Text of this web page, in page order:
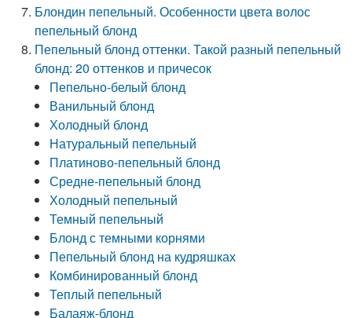
Блондин пепельный. Особенности цвета волос
пепельный блонд
Пепельный блонд оттенки. Такой разный пепельный
блонд: 20 оттенков и причесок
Пепельно-белый блонд
Ванильный блонд
Холодный блонд
Натуральный пепельный
Платиново-пепельный блонд
Средне-пепельный блонд
Холодный пепельный
Темный пепельный
Блонд с темными корнями
Пепельный блонд на кудряшках
Комбинированный блонд
Теплый пепельный
Балаяж-блонд